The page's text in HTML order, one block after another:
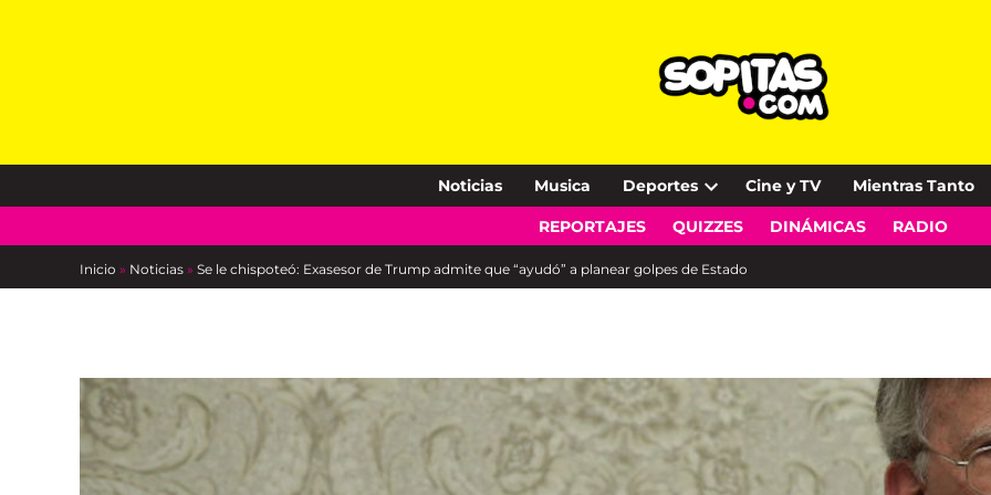
Noticias Musica Deportes
Open
dropdown
Cine y TV Mientras Tanto
REPORTAJES QUIZZES DINÁMICAS RADIO
Inicio » Noticias » Se le chispoteó: Exasesor de Trump admite que “ayudó” a planear golpes de Estado